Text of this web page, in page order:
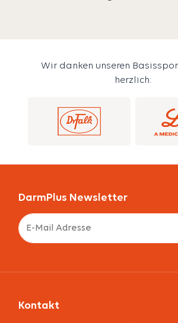
Wir danken unseren
herzlich:
DarmPlus Newsletter
Kontakt